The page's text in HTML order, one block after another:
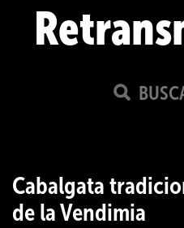
Cabalgata
de la Vendimia